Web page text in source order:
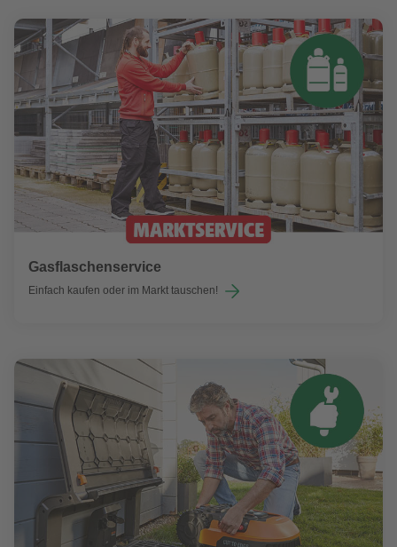
Gasflaschenservice
Einfach kaufen oder im Markt tauschen!